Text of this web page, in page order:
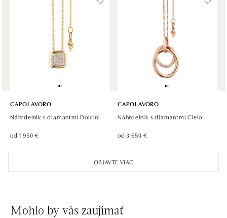
HALADA OC Avion, Ostrava
Rudná 3114/114, 700 30 Ostrava-Zábřeh
tel.: +420605174749
dnes otvorené do 21:00
OBJAVTE VIAC
CAPOLAVORO
Náhrdelník s diamantmi Dolcini
od 1 950 €
CAPOLAVORO
Náhrdelník s diamantmi Cielo
od 3 650 €
Mohlo by vás zaujímať